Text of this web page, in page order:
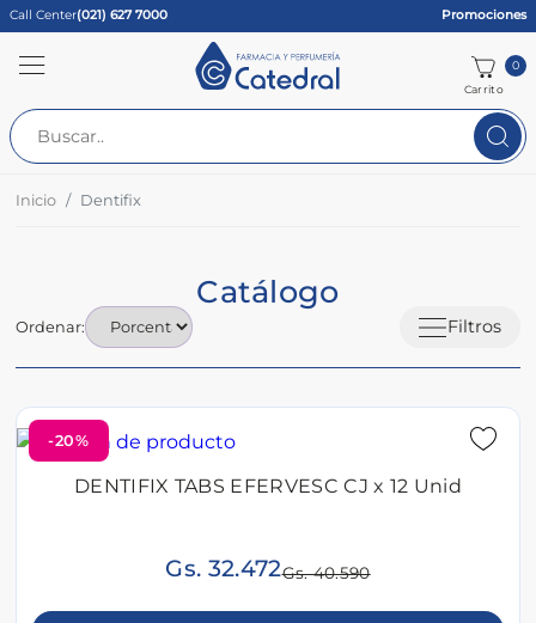
Call Center(021) 627 7000 Promociones
Carrito
0
Inicio Dentifix
Catálogo
Filtros
Ordenar:
-20%
DENTIFIX TABS EFERVESC CJ x 12 Unid
Gs. 32.472Gs. 40.590